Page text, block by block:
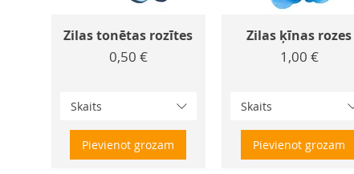
Zilas tonētas rozītes
Cena
0,50 €
Skaits
Pievienot grozam
Zilas ķīnas rozes
Cena
1,00 €
Skaits
Pievienot grozam